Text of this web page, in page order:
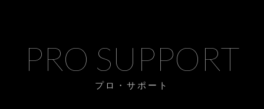
PRO SUPPORT
プロ・サポート